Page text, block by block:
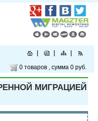
0 товаров , сумма 0 руб.
МИГРАЦИЕЙ